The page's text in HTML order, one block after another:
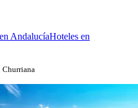
AndalucíaHoteles en
Churriana